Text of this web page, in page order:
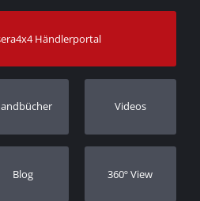
Händlerportal
Videos
Blog 360º View